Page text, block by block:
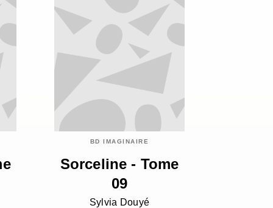
BD IMAGINAIRE
Sorceline - Tome
09
Sylvia Douyé